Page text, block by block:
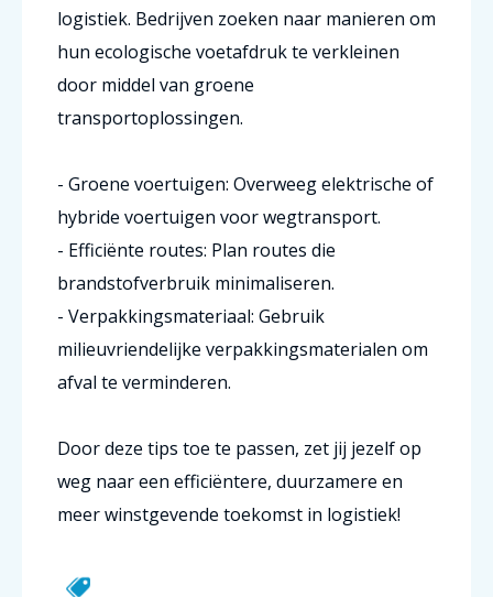
logistiek. Bedrijven zoeken naar manieren om
hun ecologische voetafdruk te verkleinen
door middel van groene
transportoplossingen.
- Groene voertuigen: Overweeg elektrische of
hybride voertuigen voor wegtransport.
- Efficiënte routes: Plan routes die
brandstofverbruik minimaliseren.
- Verpakkingsmateriaal: Gebruik
milieuvriendelijke verpakkingsmaterialen om
afval te verminderen.
Door deze tips toe te passen, zet jij jezelf op
weg naar een efficiëntere, duurzamere en
meer winstgevende toekomst in logistiek!